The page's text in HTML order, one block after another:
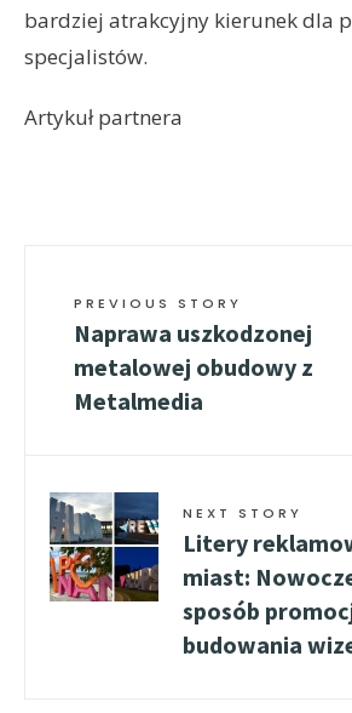
bardziej atrakcyjny kierunek dla
specjalistów.
Artykuł partnera
PREVIOUS STORY
Naprawa uszkodzonej
metalowej obudowy z
Metalmedia
NEXT STORY
Litery
miast:
sposób
budowania